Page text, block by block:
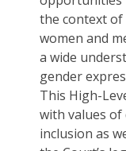
the context
women and
a wide
gender
This High-
with values of
inclusion as